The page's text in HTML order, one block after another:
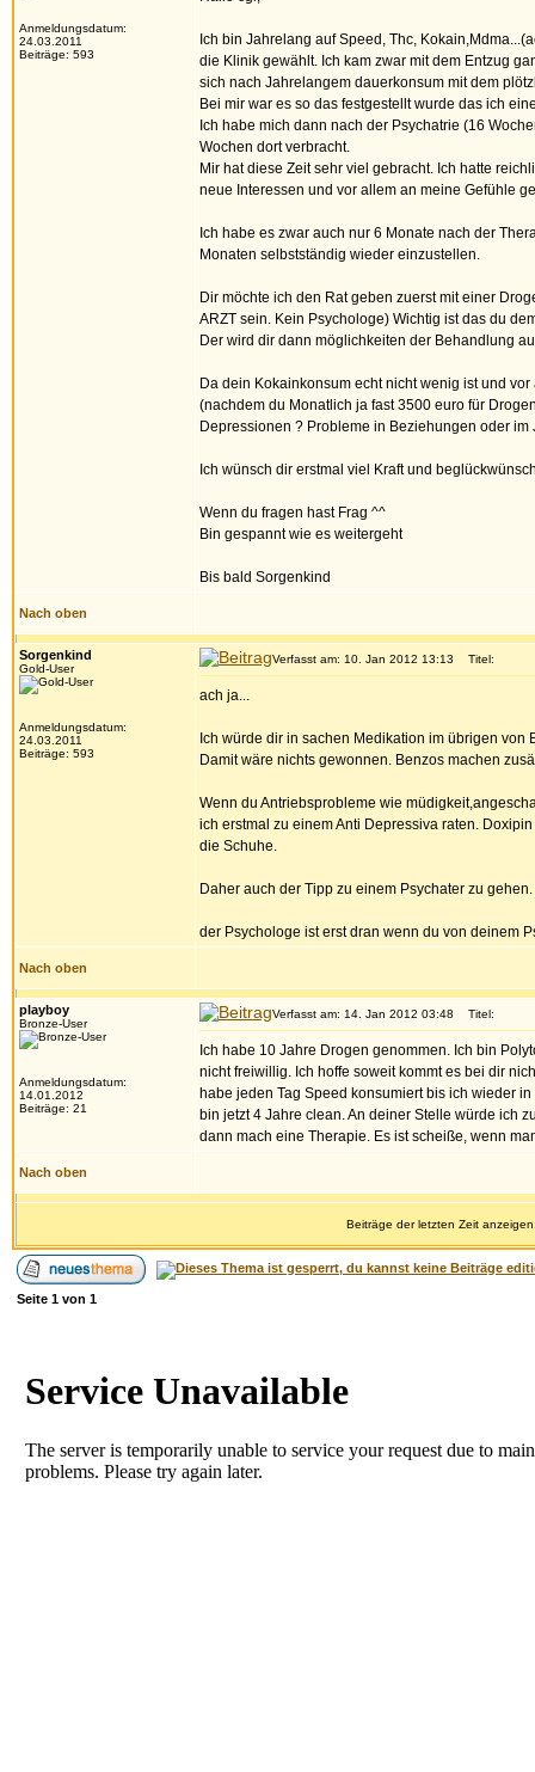
Anmeldungsdatum:
24.03.2011
Beiträge: 593
Ich bin Jahrelang auf Speed, Thc,
die Klinik gewählt. Ich kam zwar mit dem Entzug
sich nach Jahrelangem dauerkonsum mit dem
Bei mir war es so das festgestellt wurde das ich
Ich habe mich dann nach der Psychatrie (16
Wochen dort verbracht.
Mir hat diese Zeit sehr viel gebracht. Ich hatte
neue Interessen und vor allem an meine Gefühle
Ich habe es zwar auch nur 6 Monate nach der
Monaten selbstständig wieder einzustellen.
Dir möchte ich den Rat geben zuerst mit einer
ARZT sein. Kein Psychologe) Wichtig ist das du
Der wird dir dann möglichkeiten der Behandlung
Da dein Kokainkonsum echt nicht wenig ist und
(nachdem du Monatlich ja fast 3500 euro für
Depressionen ? Probleme in Beziehungen oder im
Ich wünsch dir erstmal viel Kraft und
Wenn du fragen hast Frag ^^
Bin gespannt wie es weitergeht
Bis bald Sorgenkind
Nach oben
Sorgenkind
Gold-User
Anmeldungsdatum:
24.03.2011
Beiträge: 593
Verfasst am: 10. Jan 2012 13:13 Titel:
ach ja...
Ich würde dir in sachen Medikation im übrigen
Damit wäre nichts gewonnen. Benzos machen
Wenn du Antriebsprobleme wie
ich erstmal zu einem Anti Depressiva raten.
die Schuhe.
Daher auch der Tipp zu einem Psychater zu
der Psychologe ist erst dran wenn du von deinem
Nach oben
playboy
Bronze-User
Anmeldungsdatum:
14.01.2012
Beiträge: 21
Verfasst am: 14. Jan 2012 03:48 Titel:
Ich habe 10 Jahre Drogen genommen. Ich bin
nicht freiwillig. Ich hoffe soweit kommt es bei dir
habe jeden Tag Speed konsumiert bis ich wieder
bin jetzt 4 Jahre clean. An deiner Stelle würde ich
dann mach eine Therapie. Es ist scheiße, wenn
Nach oben
Beiträge der letzten Zeit
Seite 1 von 1